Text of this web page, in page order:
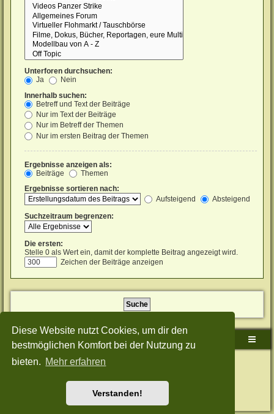
Diese Website nutzt Cookies, um dir den
bestmöglichen Komfort bei der Nutzung zu
bieten. Mehr erfahren
Verstanden!
Unterforen durchsuchen:
Ja
Nein
Innerhalb suchen:
Betreff und Text der Beiträge
Nur im Text der Beiträge
Nur im Betreff der Themen
Nur im ersten Beitrag der Themen
Ergebnisse anzeigen als:
Beiträge
Themen
Ergebnisse sortieren nach:
Aufsteigend
Absteigend
Suchzeitraum begrenzen:
Die ersten:
Stelle 0 als Wert ein, damit der komplette Beitrag angezeigt wird.
Zeichen der Beiträge anzeigen
Sudden-Strike-Maps.de Hauptseite Foren-Übersicht
Powered byphpBB® Forum Software © phpBB Limited
Style: Green-Style-Split by Joyce&LunaphpBB-Style-Design
Nutzungsbedingungen